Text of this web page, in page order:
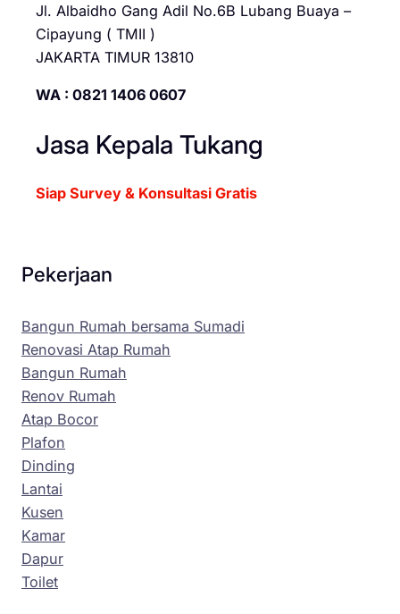
Jl. Albaidho Gang Adil No.6B Lubang Buaya –
Cipayung ( TMII )
JAKARTA TIMUR 13810
WA : 0821 1406 0607
Jasa Kepala Tukang
Siap Survey & Konsultasi Gratis
Pekerjaan
Bangun Rumah bersama Sumadi
Renovasi Atap Rumah
Bangun Rumah
Renov Rumah
Atap Bocor
Plafon
Dinding
Lantai
Kusen
Kamar
Dapur
Toilet